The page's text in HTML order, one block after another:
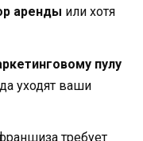
аренды или хотя
пулу
уходят ваши
требует